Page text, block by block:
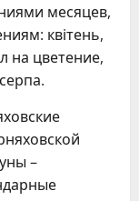
месяцев,
квітень,
на цветение,
–